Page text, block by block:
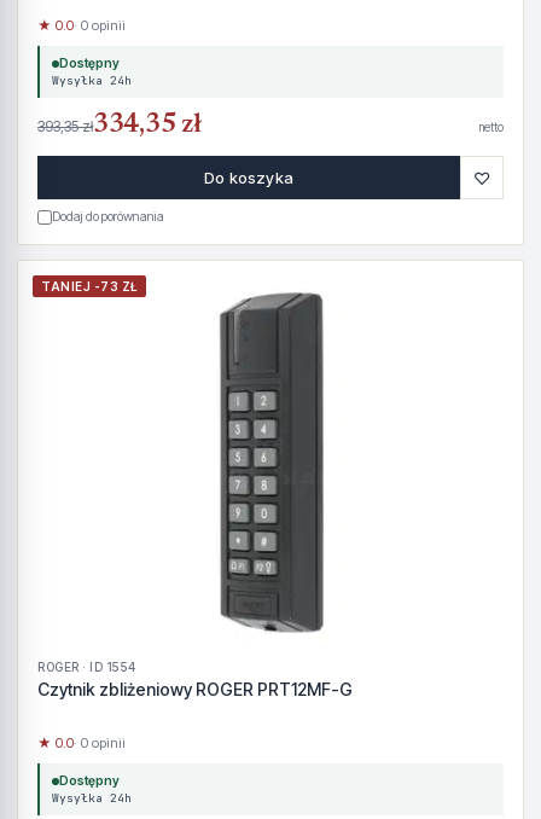
★ 0.0· 0 opinii
Dostępny
Wysyłka 24h
393,35 zł334,35 zł netto
Do koszyka ♡
Dodaj do porównania
TANIEJ -73 ZŁ
ROGER · ID 1554
Czytnik zbliżeniowy ROGER PRT12MF-G
★ 0.0· 0 opinii
Dostępny
Wysyłka 24h